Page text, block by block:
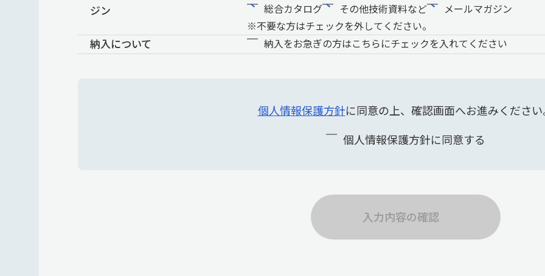
ジン
総合カタログ
その他技術資料など
メールマガジン
※不要な方はチェックを外してください。
納入について 納入をお急ぎの方はこちらにチェックを入れてください
個人情報保護方針に同意の上、確認画面へお進みください
個人情報保護方針に同意する
入力内容の確認